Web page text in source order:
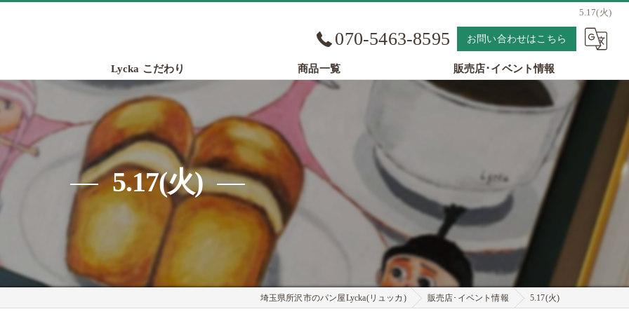
5.17(火)
070-5463-8595 お問い合わせはこちら
Lycka こだわり 商品一覧 販売店･イベント情報
5.17(火)
埼玉県所沢市のパン屋Lycka(リュッカ) 販売店･イベント情報 5.17(火)